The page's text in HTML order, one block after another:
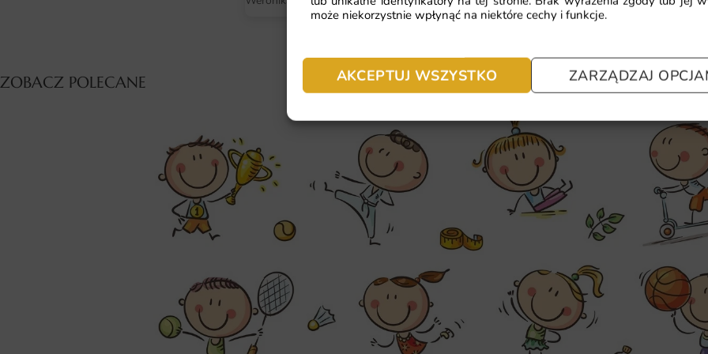
może niekorzystnie wpłynąć na niektóre cechy i funkcje.
AKCEPTUJ WSZYSTKO ZARZĄDZAJ
Dlaczego warto wybrać tę
Wysoka jakość druku,
Trwały materiał, odporny na
Łatwy montaż, który można
specjalistów.
ZOBACZ POLECANE